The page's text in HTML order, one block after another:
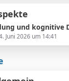
und kognitive
Juni 2026 um 14:41